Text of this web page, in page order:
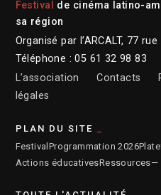
Festival de cinéma latino-
sa région
Organisé par l’ARCALT, 77
Téléphone : 05 61 32 98 83
L’association
Contacts
légales
PLAN DU SITE
Festival Programmation 2026
Actions éducativesRessources—